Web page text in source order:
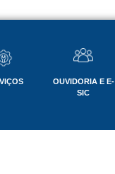
OUVIDORIA E E-
SIC